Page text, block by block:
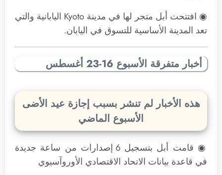
◉ افتتحت أبل متجر لها في مدينة Kyoto اليابانية والتي
تعد المدينة الأساسية للتسوق في اليابان.
أخبار متفرقة الأسبوع 16-23 أغسطس
هذه الأخبار لم تنشر بسبب إجازة عيد الأضى
الأسبوع الماضي
◉ قامت أبل بتسجيل 6 إصدارات من ساعة جديدة
في قاعدة بيانات الاتحاد الاقتصادي الأوروآسيوي